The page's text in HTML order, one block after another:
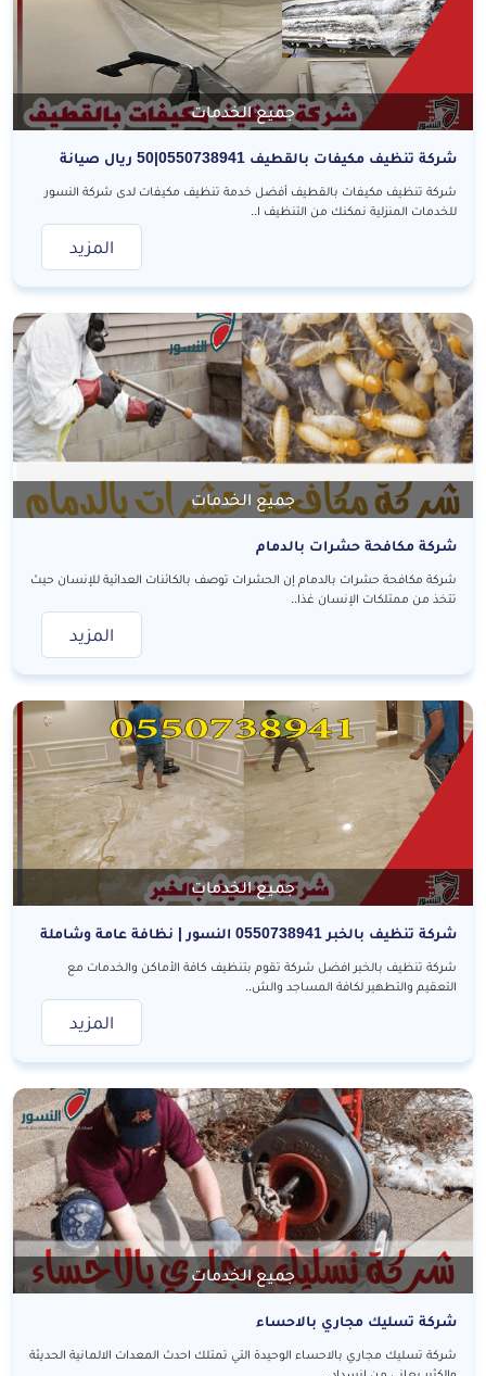
جميع الخدمات
شركة تنظيف مكيفات بالقطيف 0550738941|50 ريال صيانة
شركة تنظيف مكيفات بالقطيف أفضل خدمة تنظيف مكيفات لدى شركة النسور
للخدمات المنزلية نمكنك من التنظيف ا..
المزيد
جميع الخدمات
شركة مكافحة حشرات بالدمام
شركة مكافحة حشرات بالدمام إن الحشرات توصف بالكائنات العدائية للإنسان حيث
تتخذ من ممتلكات الإنسان غذا..
المزيد
جميع الخدمات
شركة تنظيف بالخبر 0550738941 النسور | نظافة عامة وشاملة
شركة تنظيف بالخبر افضل شركة تقوم بتنظيف كافة الأماكن والخدمات مع
التعقيم والتطهير لكافة المساجد والش..
المزيد
جميع الخدمات
شركة تسليك مجاري بالاحساء
شركة تسليك مجاري بالاحساء الوحيدة التي تمتلك احدث المعدات الالمانية الحديثة